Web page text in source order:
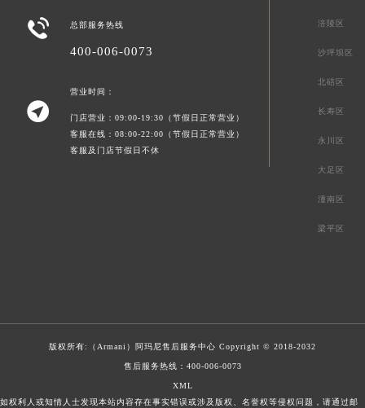
 总部服务热线
400-006-0073

营业时间：
门店营业：09:00-19:30（节假日正常营业）
客服在线：08:00-22:00（节假日正常营业）
客服及门店节假日不休
涪陵区
沙坪坝区
北碚区
长寿区
永川区
大足区
潼南区
梁平区
版权所有:（Armani） 阿玛尼售后服务中心 Copyright © 2018-2032
售后服务热线： 400-006-0073
XML
如权利人或知情人士发现本站内容存在事实错误或涉及版权、名誉权等侵权问题，请通过邮